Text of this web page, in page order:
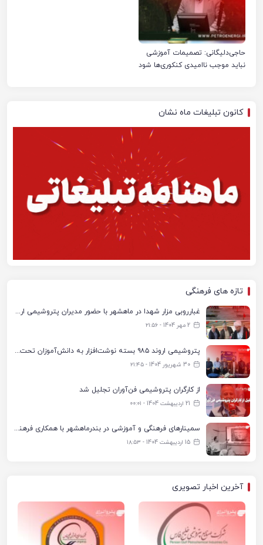
حاجی‌دلیگانی: تصمیمات آموزشی
نباید موجب ناامیدی کنکوری‌ها شود
کانون تبلیغات ماه نشان
تازه های فرهنگی
غبارروبی مزار شهدا در ماهشهر با حضور مدیران پتروشیمی اروند و مسئولان شهری
2 مهر 1404 - ۲۱:۵۶
پتروشیمی اروند ۹۸۵ بسته نوشت‌افزار به دانش‌آموزان تحت پوشش کمیته امداد بندرماهشهر اهدا کرد
30 شهریور 1404 - ۲۱:۴۵
از کارگران پتروشیمی فن‌آوران تجلیل شد
21 اردیبهشت 1404 - ۰۰:۰۱
سمینارهای فرهنگی و آموزشی در بندرماهشهر با همکاری فرهنگ‌سرای پتروشیمی مارون
15 اردیبهشت 1404 - ۱۸:۵۳
آخرین اخبار تصویری